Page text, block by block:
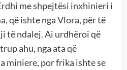
me shpejtësi inxhinieri i
që ishte nga Vlora, për të
të ndalej. Ai urdhëroi që
ahu, nga ata që
miniere, por frika ishte se